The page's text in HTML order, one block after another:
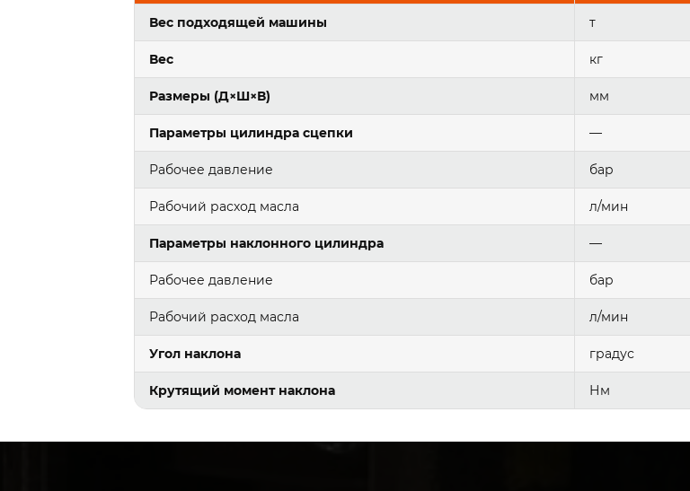
Вес подходящей машины т
Вес кг
Размеры (Д×Ш×В) мм
Параметры цилиндра сцепки —
Рабочее давление бар
Рабочий расход масла л/мин
Параметры наклонного цилиндра —
Рабочее давление бар
Рабочий расход масла л/мин
Угол наклона градус
Крутящий момент наклона Нм